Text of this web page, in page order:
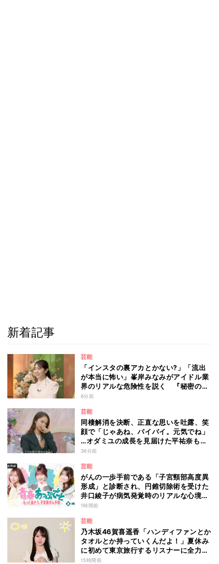
新着記事
芸能
「インスタの裏アカとかない?」「流出
が本当に怖い」峯岸みなみがアイドル業
界のリアルな危険性を説く 『秘密のマ
マ園』特別編
6分前
芸能
同棲解消を決断、正直な思いを吐露、笑
顔で「じゃあね、バイバイ。元気でね」
…オダミユの成長を見届けた平祐奈も思
わず涙 『ガールオアレディ3』
36分前
芸能
がんの一歩手前である「子宮頸部高度異
形成」と診断され、円錐切除術を受けた
井口綾子が病気発覚時のリアルな心境や
葛藤を語る ABEMAトーク番組『青春
ん予防-』
1時間前
芸能
乃木坂46賀喜遥香「ハンディファンとか
タオルとか持っていくんだよ！」夏休み
に初めて東京旅行するリスナーに全力ア
ドバイス！
15時間前